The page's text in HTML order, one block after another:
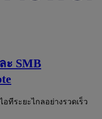
ะ SMB
ทีระยะไกลอย่างรวดเร็ว